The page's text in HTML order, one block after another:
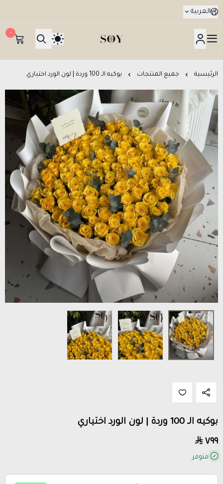
العربية
هدايا جدة SOY Gifts بتوصيل في نفس اليوم
٠
الرئيسية جميع المنتجات بوكيه الـ 100 وردة | لون الورد اختياري
بوكيه الـ 100 وردة | لون الورد اختياري
٧٩٩
متوفر